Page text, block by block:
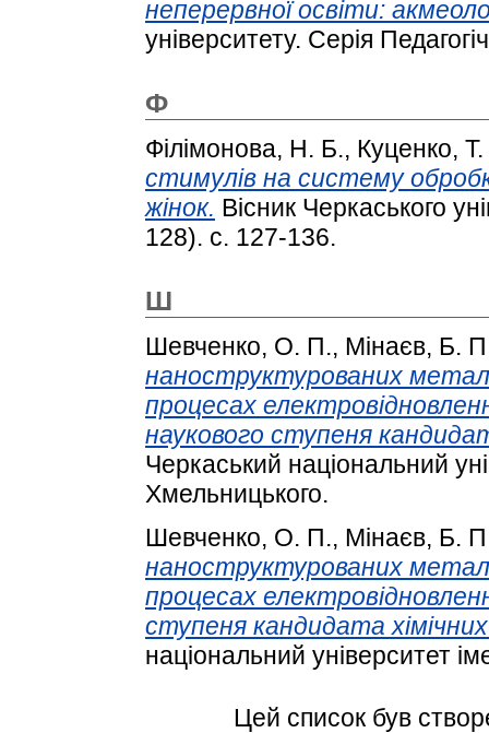
неперервної освіти:
університету. Серія
Ф
Філімонова, Н. Б., Куценко,
стимулів на систему
жінок. Вісник Черкаського
128). с. 127-136.
Ш
Шевченко, О. П., Мінаєв, Б.
наноструктурованих
процесах
наукового ступеня
Черкаський національний
Хмельницького.
Шевченко, О. П., Мінаєв, Б.
наноструктурованих
процесах
ступеня кандидата
національний університет
Цей список був